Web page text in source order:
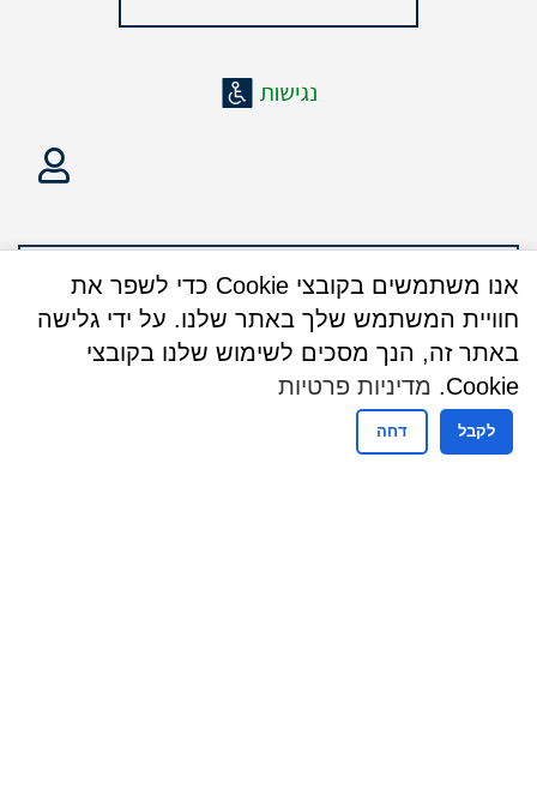
אנו משתמשים בקובצי Cookie כדי לשפר את
חוויית המשתמש שלך באתר שלנו. על ידי גלישה
באתר זה, הנך מסכים לשימוש שלנו בקובצי
Cookie.
מדיניות פרטיות
לקבל דחה